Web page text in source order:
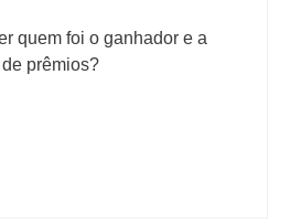
quem foi o ganhador e a
prêmios?